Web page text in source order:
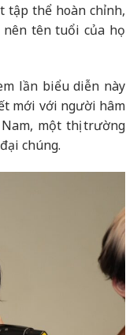
tập thể hoàn chỉnh,
tên tuổi của họ
lần biểu diễn này
mới với người hâm
một thị trường
chúng.